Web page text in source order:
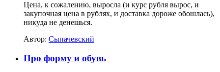
Цена, к сожалению, выросла (и курс рубля вырос, и
закупочная цена в рублях, и доставка дороже обошлась),
никуда не денешься.
Автор: Сыпачевский
Про форму и обувь